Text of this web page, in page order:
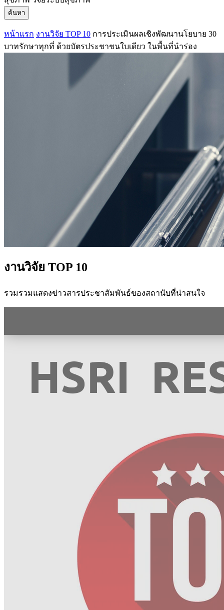
ค้นหา
หน้าแรก งานวิจัย TOP 10 การประเมินผลเชิงพัฒนานโยบาย 30
บาทรักษาทุกที่ ด้วยบัตรประชาชนใบเดียว ในพื้นที่นําร่อง
งานวิจัย TOP 10
รวมรวมแสดงข่าวสารประชาสัมพันธ์ของสถานับที่น่าสนใจ